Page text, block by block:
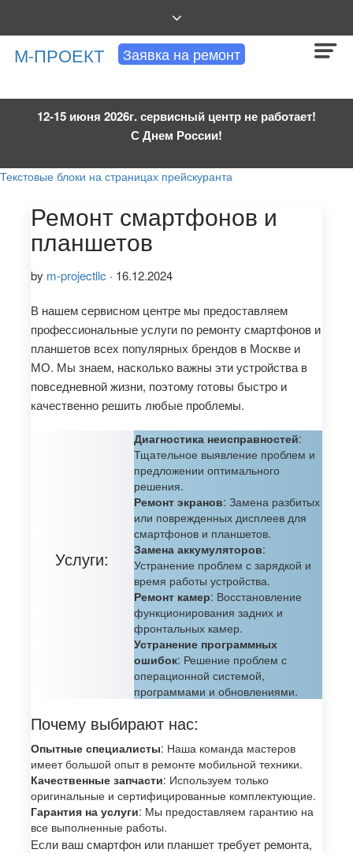
Заявка на ремонт
М-ПРОЕКТ
АВТОРИЗОВАННАЯ
СЕРВИСНАЯ
12-15 июня 2026г. сервисный центр не работает!
С Днем России!
Текстовые блоки на страницах прейскуранта
Ремонт смартфонов и
планшетов
by m-projectllc · 16.12.2024
В нашем сервисном центре мы предоставляем
профессиональные услуги по ремонту смартфонов и
планшетов всех популярных брендов в Москве и
МО. Мы знаем, насколько важны эти устройства в
повседневной жизни, поэтому готовы быстро и
качественно решить любые проблемы.
Услуги:
Диагностика неисправностей:
Тщательное выявление проблем и
предложении оптимального
решения.
Ремонт экранов: Замена разбитых
или поврежденных дисплеев для
смартфонов и планшетов.
Замена аккумуляторов:
Устранение проблем с зарядкой и
время работы устройства.
Ремонт камер: Восстановление
функционирования задних и
фронтальных камер.
Устранение программных
ошибок: Решение проблем с
операционной системой,
программами и обновлениями.
Почему выбирают нас:
Опытные специалисты: Наша команда мастеров
имеет большой опыт в ремонте мобильной техники.
Качественные запчасти: Используем только
оригинальные и сертифицированные комплектующие.
Гарантия на услуги: Мы предоставляем гарантию на
все выполненные работы.
Если ваш смартфон или планшет требует ремонта,